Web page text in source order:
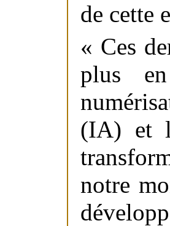
de cette
« Ces
plus
(IA) et
notre